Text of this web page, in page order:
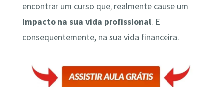
encontrar um curso que; realmente cause um
impacto na sua vida profissional. E
consequentemente, na sua vida financeira.